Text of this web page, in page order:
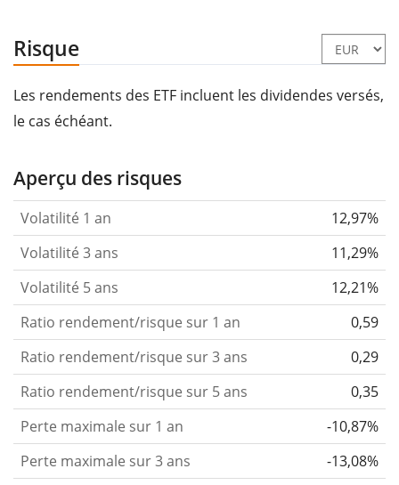
Risque
Les rendements des ETF incluent les dividendes versés,
le cas échéant.
Aperçu des risques
Volatilité 1 an
12,97%
Volatilité 3 ans
11,29%
Volatilité 5 ans
12,21%
Ratio rendement/risque sur 1 an
0,59
Ratio rendement/risque sur 3 ans
0,29
Ratio rendement/risque sur 5 ans
0,35
Perte maximale sur 1 an
-10,87%
Perte maximale sur 3 ans
-13,08%